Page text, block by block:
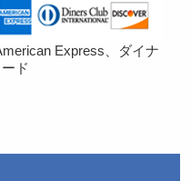
Express、ダイナ
ド